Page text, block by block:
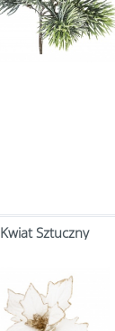
Kwiat Sztuczny